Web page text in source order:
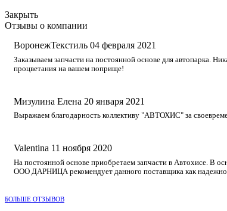
Закрыть
Отзывы о компании
ВоронежТекстиль 04 февраля 2021
Заказываем запчасти на постоянной основе для автопарка.
процветания на вашем поприще!
Мизулина Елена 20 января 2021
Выражаем благодарность коллективу "АВТОХИС" за
Valentina 11 ноября 2020
На постоянной основе приобретаем запчасти в Автохисе. В
ООО ДАРНИЦА рекомендует данного поставщика как
БОЛЬШЕ ОТЗЫВОВ